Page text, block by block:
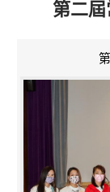
第二